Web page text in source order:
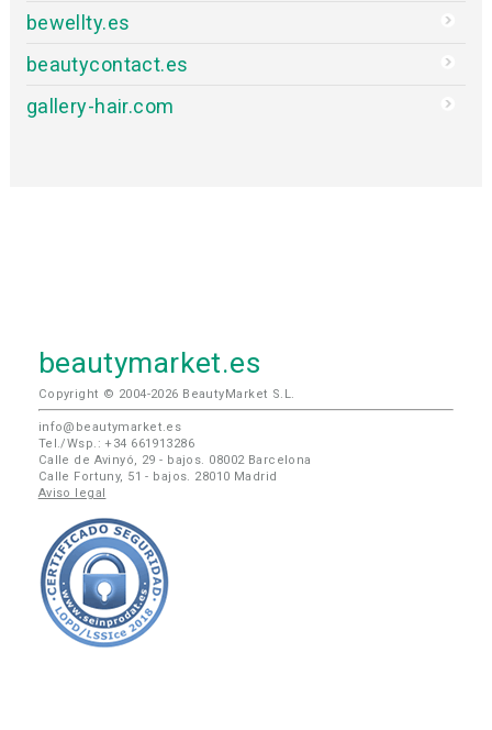
bewellty.es
beautycontact.es
gallery-hair.com
beautymarket.es
Copyright © 2004-2026 BeautyMarket S.L.
info@beautymarket.es
Tel./Wsp.: +34 661913286
Calle de Avinyó, 29 - bajos. 08002 Barcelona
Calle Fortuny, 51 - bajos. 28010 Madrid
Aviso legal